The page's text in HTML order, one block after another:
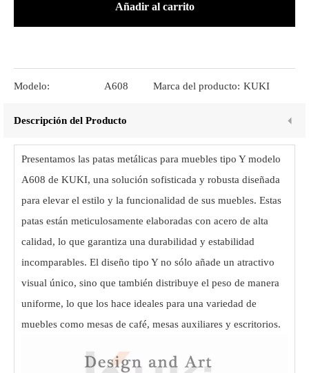
Añadir al carrito
Modelo: A608 Marca del producto: KUKI
Descripción del Producto
Presentamos las patas metálicas para muebles tipo Y modelo
A608 de KUKI, una solución sofisticada y robusta diseñada
para elevar el estilo y la funcionalidad de sus muebles. Estas
patas están meticulosamente elaboradas con acero de alta
calidad, lo que garantiza una durabilidad y estabilidad
incomparables. El diseño tipo Y no sólo añade un atractivo
visual único, sino que también distribuye el peso de manera
uniforme, lo que los hace ideales para una variedad de
muebles como mesas de café, mesas auxiliares y escritorios.